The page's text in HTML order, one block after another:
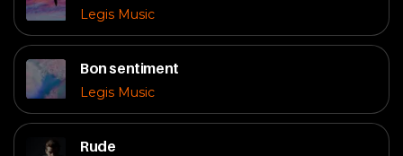
Legis Music
Bon sentiment
Legis Music
Rude